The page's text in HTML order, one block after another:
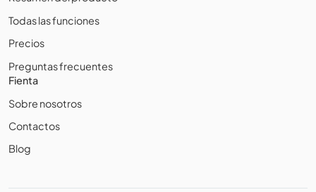
Todas las funciones
Precios
Preguntas frecuentes
Fienta
Sobre nosotros
Contactos
Blog